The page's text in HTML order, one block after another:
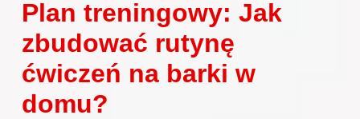
Plan treningowy: Jak
zbudować rutynę
ćwiczeń na barki w
domu?